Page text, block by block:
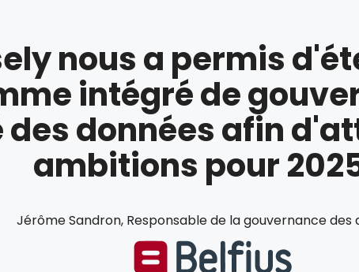
nous a permis
intégré de
données afin
ambitions pour
Jérôme Sandron, Responsable de la gouvernance des